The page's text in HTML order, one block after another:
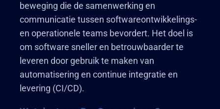
beweging die de samenwerking en
communicatie tussen softwareontwikkelings-
en operationele teams bevordert. Het doel is
om software sneller en betrouwbaarder te
leveren door gebruik te maken van
automatisering en continue integratie en
levering (CI/CD).